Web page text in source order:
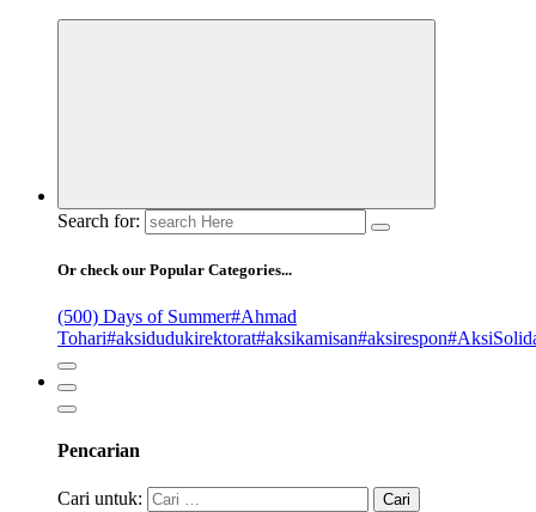
Search for:
Or check our Popular Categories...
(500) Days of Summer#Ahmad
Tohari#aksidudukirektorat#aksikamisan#aksirespon
Pencarian
Cari untuk: